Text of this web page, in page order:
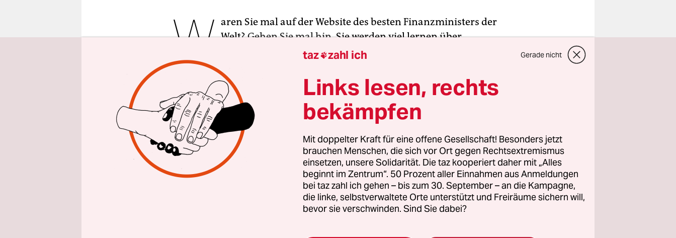
W aren Sie mal auf der Website des besten Finanzministers der
Welt?Gehen Sie mal hin, Sie werden viel lernen über
moderne Propaganda. Dort sehen sie erst mal nur eine
riesige Null. Leicht grau hinterlegt mit den Bögen eines massiven
Gebäudes, im Euroschein-Design, ein Wasserzeichen der Stabilität.
Dazu der Slogan „Die Null steht“, zum Bundeshaushalt 2014.
Daneben der Minister mit kontrastreich ausgeleuchtetem Bild, wie die
Büste eines antiken Philosophen und der Sprechblase „Wer den
Wohlstand und den Sozialstaat in Europa schützen will, der muss
permanent an der eigenen Wettbewerbsfähigkeit arbeiten.“
taz zahl ich Gerade nicht
Links lesen, rechts
bekämpfen
Mit doppelter Kraft für eine offene Gesellschaft! Besonders jetzt
brauchen Menschen, die sich vor Ort gegen Rechtsextremismus
einsetzen, unsere Solidarität. Die taz kooperiert daher mit „Alles
beginnt im Zentrum“. 50 Prozent aller Einnahmen aus Anmeldungen
bei taz zahl ich gehen – bis zum 30. September – an die Kampagne,
die linke, selbstverwaltete Orte unterstützt und Freiräume sichern will,
bevor sie verschwinden. Sind Sie dabei?